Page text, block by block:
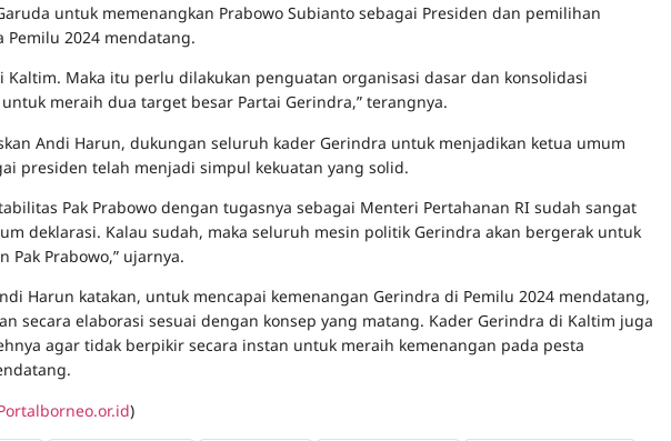
untuk memenangkan Prabowo Subianto sebagai Presiden dan pemilihan
Pemilu 2024 mendatang.
Kaltim. Maka itu perlu dilakukan penguatan organisasi dasar dan konsolidasi
meraih dua target besar Partai Gerindra,” terangnya.
Andi Harun, dukungan seluruh kader Gerindra untuk menjadikan ketua umum
presiden telah menjadi simpul kekuatan yang solid.
Pak Prabowo dengan tugasnya sebagai Menteri Pertahanan RI sudah sangat
deklarasi. Kalau sudah, maka seluruh mesin politik Gerindra akan bergerak untuk
Pak Prabowo,” ujarnya.
Harun katakan, untuk mencapai kemenangan Gerindra di Pemilu 2024 mendatang,
secara elaborasi sesuai dengan konsep yang matang. Kader Gerindra di Kaltim juga
agar tidak berpikir secara instan untuk meraih kemenangan pada pesta
)